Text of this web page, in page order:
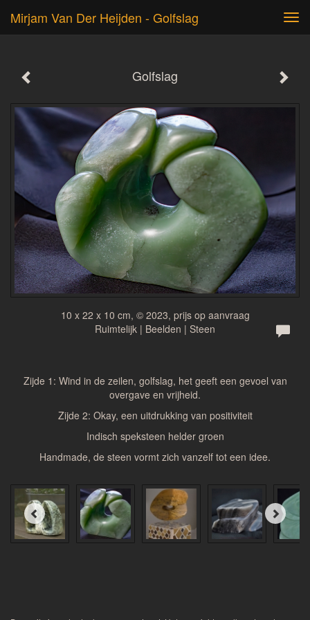
Mirjam Van Der Heijden - Golfslag
Golfslag
10 x 22 x 10 cm, © 2023, prijs op aanvraag
Ruimtelijk | Beelden | Steen
Zijde 1: Wind in de zeilen, golfslag, het geeft een gevoel van
overgave en vrijheid.
Zijde 2: Okay, een uitdrukking van positiviteit
Indisch speksteen helder groen
Handmade, de steen vormt zich vanzelf tot een idee.